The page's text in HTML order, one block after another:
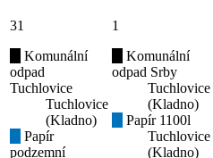
31
Komunální
odpad
Tuchlovice
Tuchlovice
(Kladno)
Papír
podzemní
1
Komunální
odpad Srby
Tuchlovice
(Kladno)
Papír 1100l
Tuchlovice
(Kladno)